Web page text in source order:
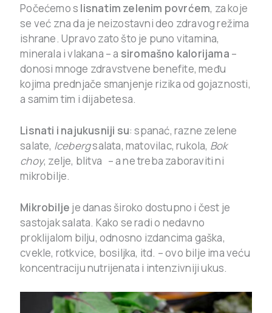
Počećemo s lisnatim zelenim povrćem, za koje
se već zna da je neizostavni deo zdravog režima
ishrane. Upravo zato što je puno vitamina,
minerala i vlakana – a siromašno kalorijama –
donosi mnoge zdravstvene benefite, među
kojima prednjače smanjenje rizika od gojaznosti,
a samim tim i dijabetesa.
Lisnati i najukusniji su: spanać, razne zelene
salate, Icebergsalata, matovilac, rukola, Bok
choy, zelje, blitva – a ne treba zaboraviti ni
mikrobilje.
Mikrobilje je danas široko dostupno i čest je
sastojak salata. Kako se radi o nedavno
proklijalom bilju, odnosno izdancima gaška,
cvekle, rotkvice, bosiljka, itd. – ovo bilje ima veću
koncentraciju nutrijenata i intenzivniji ukus.